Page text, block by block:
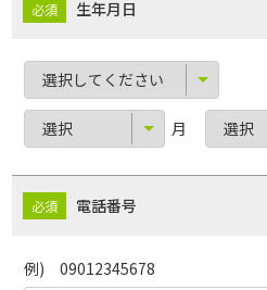
生年月日
月
電話番号
例) 09012345678